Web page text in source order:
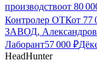
производствоот 80
Контролер ОТКот 77
ЗАВОД, Александров
Лаборант57 000 ₽
HeadHunter